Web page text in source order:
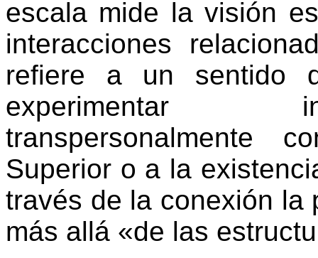
escala mide la visión
interacciones
refiere a un sentido
experimentar
transpersonalmente
Superior o a la
través de la conexión la
más allá «de las